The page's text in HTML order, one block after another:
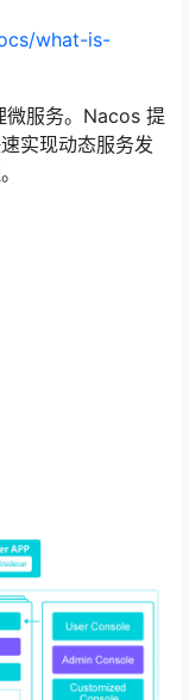
what-is-
微服务。Nacos 提
实现动态服务发